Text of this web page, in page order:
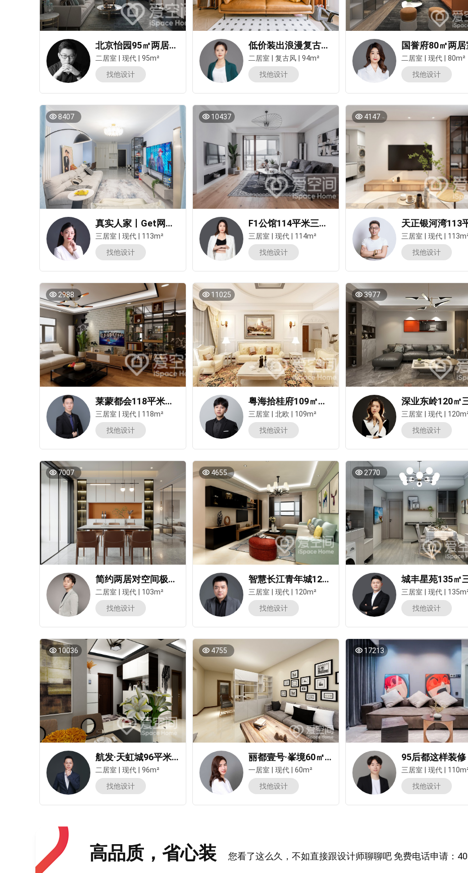
北京怡园95㎡两居室现代简约风装修案例
二居室 现代
95m²
找他设计
低价装出浪漫复古两居！全屋好清洁，这位业主有点牛！
二居室 复古风
94m²
找他设计
二居室 现代
80m²
找他设计
8407
真实人家丨Get网红家居好物，轻松打造别致My Home
三居室 现代
113m²
找他设计
10437
F1公馆114平米三居室现代简约风格装修案例
三居室 现代
114m²
找他设计
4147
三居室 现代
找他设计
2988
莱蒙都会118平米三居室现代简约风装修案例
三居室 现代
118m²
找他设计
11025
粤海拾桂府109㎡三居室简欧风装修案例
三居室 北欧
109m²
找他设计
3977
三居室 现代
找他设计
7007
简约两居对空间极致利用！打造多组通顶柜，整齐能装！
二居室 现代
103m²
找他设计
4655
智慧长江青年城120平米三居室现代风装修案例
三居室 现代
120m²
找他设计
2770
三居室 现代
找他设计
10036
航发·天虹城96平米两居室装修案例
二居室 现代
96m²
找他设计
4755
丽都壹号·峯境60㎡一居室现代简约风装修案例
一居室 现代
60m²
找他设计
17213
三居室 现代
找他设计
高品质，省心装 您看了这么久，不如直接跟设计师聊聊吧 免费电话申请：
测试我家风格 预估我家工期
预估装修报价 1v1咨询设计师